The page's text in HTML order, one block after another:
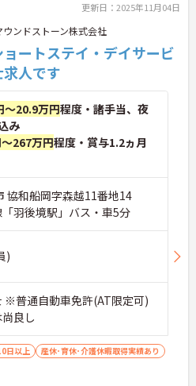
更新日：2025年11月04日
ウンドストーン株式会社
ョートステイ・デイサービ
人です
～20.9万円程度・諸手当、夜
み
267万円程度・賞与1.2ヵ月
協和船岡字森越11番地14
「羽後境駅」バス・車5分
)
普通自動車免許(AT限定可)
良し
日以上
産休･育休･介護休暇取得実績あり